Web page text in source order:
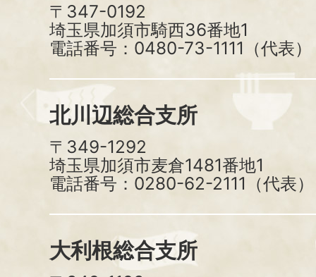
〒347-0192
埼玉県加須市騎西36番地1
電話番号：0480-73-1111（代表）
北川辺総合支所
〒349-1292
埼玉県加須市麦倉1481番地1
電話番号：0280-62-2111（代表）
大利根総合支所